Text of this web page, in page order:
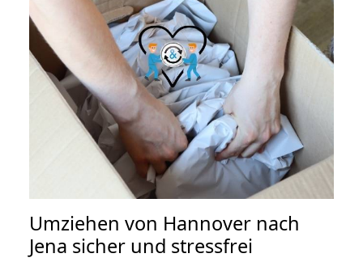
Umziehen von Hannover nach
Jena sicher und stressfrei